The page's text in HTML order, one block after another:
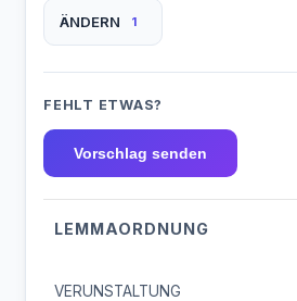
ÄNDERN 1
FEHLT ETWAS?
Vorschlag senden
LEMMAORDNUNG
VERUNSTALTUNG